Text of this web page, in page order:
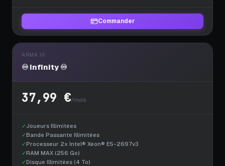
Commander
ARMA III
♾️ Infinity ♾️
37,99 €/mois
✓ Joueurs Illimitées
✓Bande Passante Illimitées
✓Processeur 2x Intel® Xeon® E5-2697v3
✓RAM MAX (256 Go)
✓Disque Illimitées (4 To)